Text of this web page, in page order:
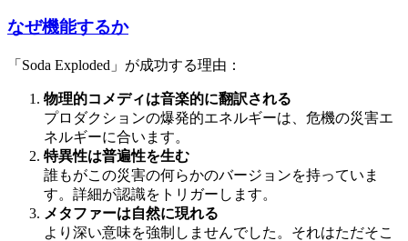
なぜ機能するか
「Soda Exploded」が成功する理由：
物理的コメディは音楽的に翻訳される
プロダクションの爆発的エネルギーは、危機の災害エ
ネルギーに合います。
特異性は普遍性を生む
誰もがこの災害の何らかのバージョンを持っていま
す。詳細が認識をトリガーします。
メタファーは自然に現れる
より深い意味を強制しませんでした。それはただそこ